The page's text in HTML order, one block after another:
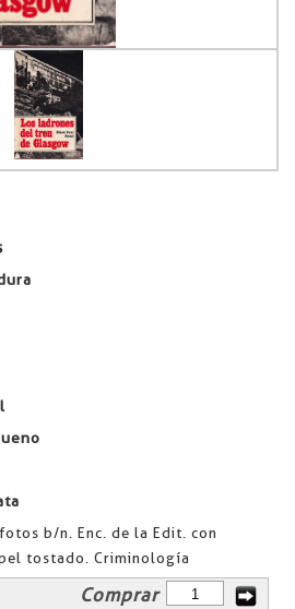
b/n. Enc. de la Edit. con
tostado. Criminología
Comprar